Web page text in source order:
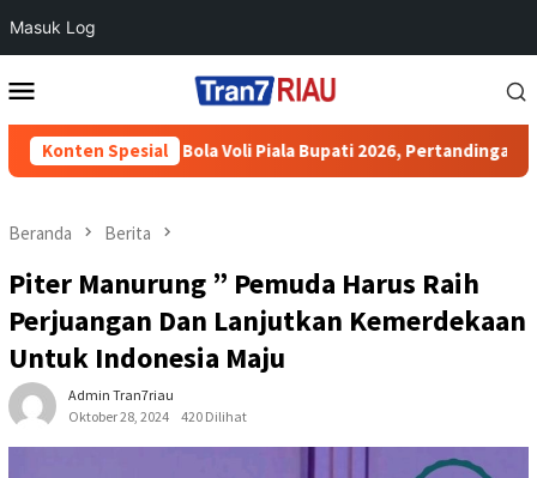
Masuk Log
ke
Mobile
Konten Spesial
Bola Voli Piala Bupati 2026, Pertandingan Berjalan
Beranda Berita
Piter Manurung ” Pemuda Harus Raih
Perjuangan Dan Lanjutkan Kemerdekaan
Untuk Indonesia Maju
Admin Tran7riau
Oktober 28, 2024
420 Dilihat